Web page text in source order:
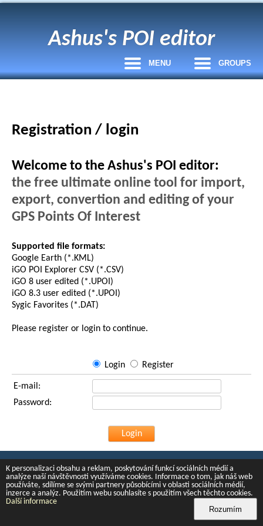
Ashus's POI editor
MENU GROUPS
Registration / login
Welcome to the Ashus's POI editor:
the free ultimate online tool for import,
export, convertion and editing of your
GPS Points Of Interest
Supported file formats:
Google Earth (*.KML)
iGO POI Explorer CSV (*.CSV)
iGO 8 user edited (*.UPOI)
iGO 8.3 user edited (*.UPOI)
Sygic Favorites (*.DAT)
Please register or login to continue.
Login Register
E-mail:
Password:
2008, 2015 ©Ashus
K personalizaci obsahu a reklam, poskytování funkcí sociálních médií a
analýze naší návštěvnosti využíváme cookies. Informace o tom, jak náš web
používáte, sdílíme se svými partnery působícími v oblasti sociálních médií,
inzerce a analýz. Použitím webu souhlasíte s použitím všech těchto cookies.
Další informace
Rozumím